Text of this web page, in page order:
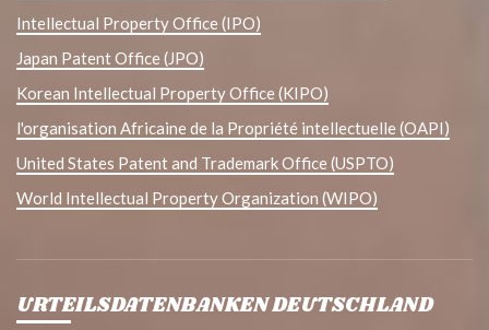
Intellectual Property Office (IPO)
Japan Patent Office (JPO)
Korean Intellectual Property Office (KIPO)
l'organisation Africaine de la Propriété intellectuelle (OAPI)
United States Patent and Trademark Office (USPTO)
World Intellectual Property Organization (WIPO)
URTEILSDATENBANKEN DEUTSCHLAND